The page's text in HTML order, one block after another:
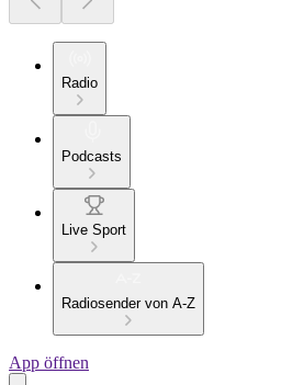
Radio
Podcasts
Live Sport
Radiosender von A-Z
App öffnen